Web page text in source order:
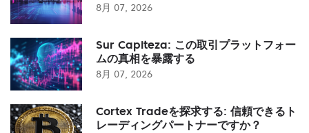
8月 07, 2026
Sur Capiteza: この取引プラットフォー
ムの真相を暴露する
8月 07, 2026
Cortex Tradeを探求する: 信頼できるト
レーディングパートナーですか？